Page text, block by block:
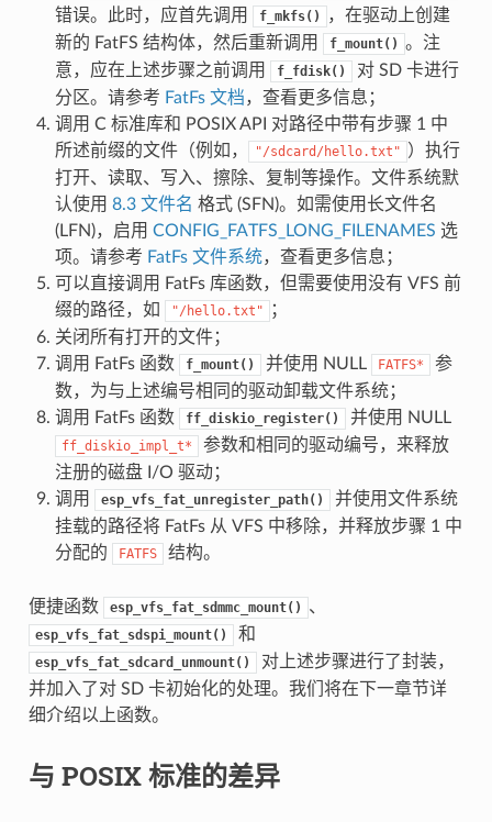
错误。此时，应首先调用 f_mkfs()
，在驱动上创建
新的 FatFS 结构体，然后重新调用
f_mount() 。注
意，应在上述步骤之前调用
f_fdisk()
对 SD 卡进行
分区。请参考 FatFs 文档，查看更多信息；
调用 C 标准库和 POSIX API 对路径中带有步骤 1 中
所述前缀的文件（例如，
"/sdcard/hello.txt"
）执行
打开、读取、写入、擦除、复制等操作。文件系统默
认使用 8.3 文件名 格式 (SFN)。如需使用长文件名
(LFN)，启用 CONFIG_FATFS_LONG_FILENAMES 选
项。请参考 FatFs 文件系统，查看更多信息；
可以直接调用 FatFs 库函数，但需要使用没有 VFS 前
缀的路径，如
"/hello.txt"
；
关闭所有打开的文件；
调用 FatFs 函数
f_mount() 并使用 NULL FATFS*
参
数，为与上述编号相同的驱动卸载文件系统；
调用 FatFs 函数
ff_diskio_register() 并使用 NULL
ff_diskio_impl_t*
参数和相同的驱动编号，来释放
注册的磁盘 I/O 驱动；
调用
esp_vfs_fat_unregister_path()
并使用文件系统
挂载的路径将 FatFs 从 VFS 中移除，并释放步骤 1 中
分配的
FATFS 结构。
便捷函数 esp_vfs_fat_sdmmc_mount() 、
esp_vfs_fat_sdspi_mount() 和
esp_vfs_fat_sdcard_unmount()
对上述步骤进行了封装，
并加入了对 SD 卡初始化的处理。我们将在下一章节详
细介绍以上函数。
与 POSIX 标准的差异